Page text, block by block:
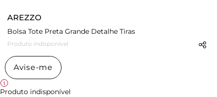
AREZZO
Bolsa Tote Preta Grande Detalhe Tiras
Produto indisponível
Avise-me
Produto indisponível